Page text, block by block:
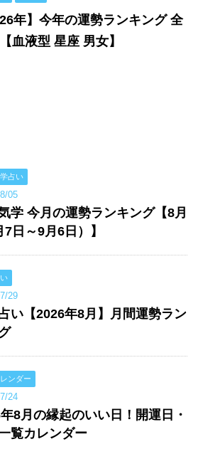
年】今年の運勢ランキング 全
血液型 星座 男女】
占い
05
学 今月の運勢ランキング【8月
7日～9月6日）】
29
い【2026年8月】月間運勢ラン
ンダー
24
8月の縁起のいい日！開運日・
覧カレンダー